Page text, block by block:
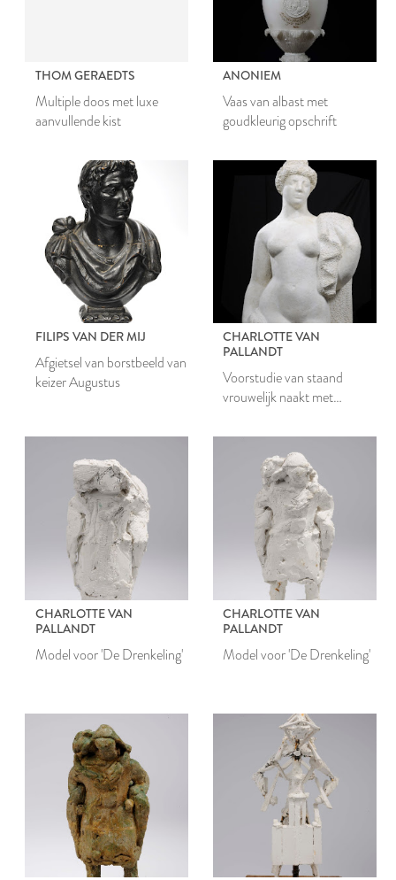
THOM GERAEDTS
Multiple doos met luxe
aanvullende kist
ANONIEM
Vaas van albast met
goudkleurig opschrift
FILIPS VAN DER MIJ
Afgietsel van borstbeeld van
keizer Augustus
CHARLOTTE VAN
PALLANDT
Voorstudie van staand
vrouwelijk naakt met
CHARLOTTE VAN
PALLANDT
Model voor 'De Drenkeling'
CHARLOTTE VAN
PALLANDT
Model voor 'De Drenkeling'